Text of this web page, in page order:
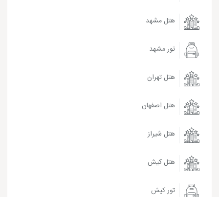
هتل مشهد
تور مشهد
هتل تهران
هتل اصفهان
هتل شیراز
هتل کیش
تور کیش